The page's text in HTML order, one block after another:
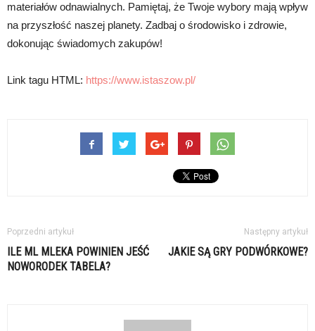
materiałów odnawialnych. Pamiętaj, że Twoje wybory mają wpływ
na przyszłość naszej planety. Zadbaj o środowisko i zdrowie,
dokonując świadomych zakupów!
Link tagu HTML: https://www.istaszow.pl/
Poprzedni artykuł
ILE ML MLEKA POWINIEN JEŚĆ
NOWORODEK TABELA?
Następny artykuł
JAKIE SĄ GRY PODWÓRKOWE?